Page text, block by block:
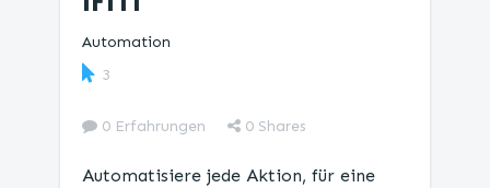
Automation
3
0 Erfahrungen 0 Shares
Automatisiere jede Aktion, für eine